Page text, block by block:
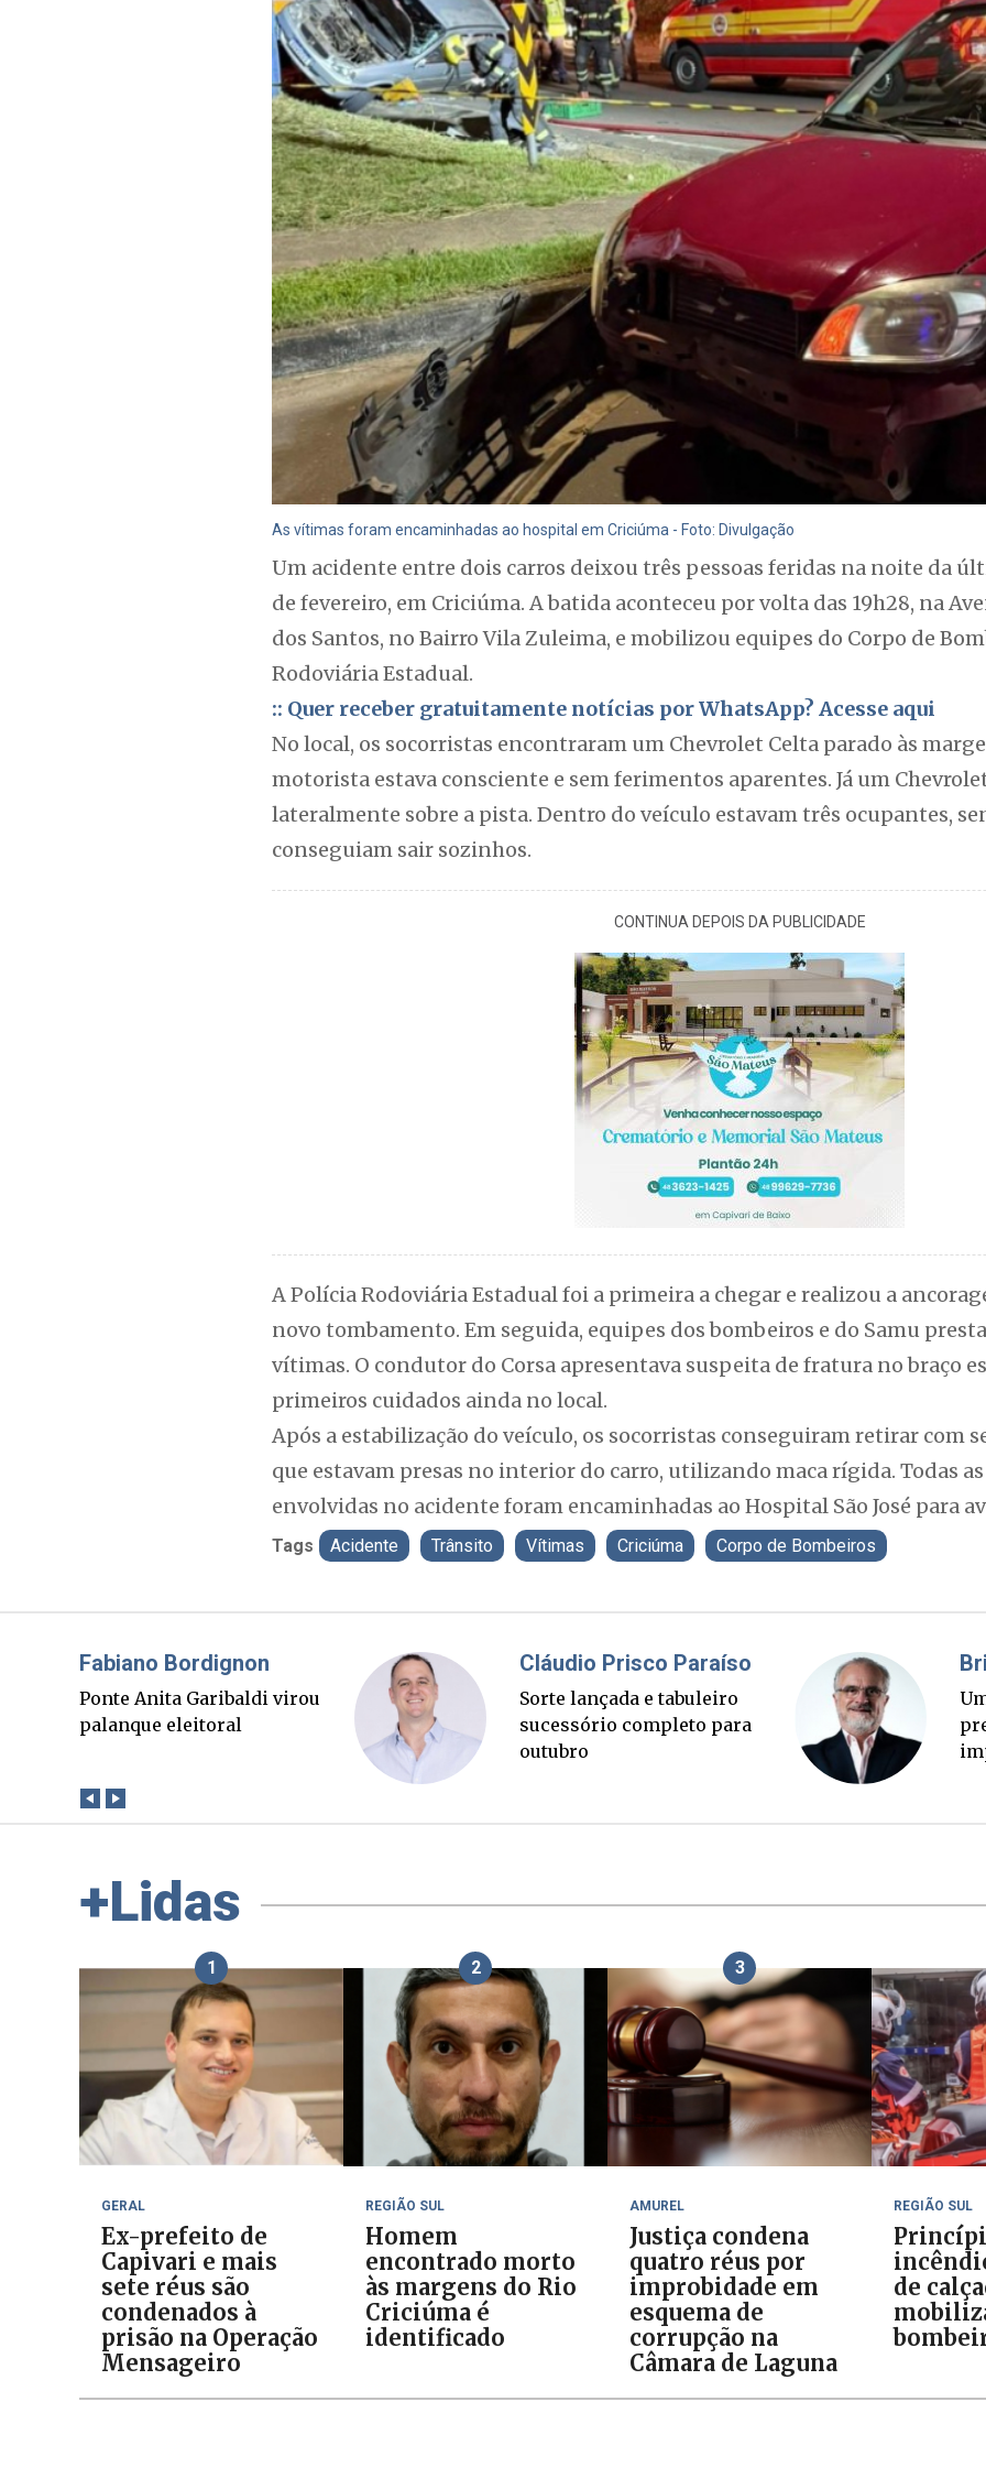
As vítimas foram encaminhadas ao hospital em Criciúma - Foto: Divulgação
Um acidente entre dois carros deixou três pessoas feridas na noite da
de fevereiro, em Criciúma. A batida aconteceu por volta das 19h28, na
dos Santos, no Bairro Vila Zuleima, e mobilizou equipes do Corpo de
Rodoviária Estadual.
:: Quer receber gratuitamente notícias por WhatsApp? Acesse aqui
No local, os socorristas encontraram um Chevrolet Celta parado às
motorista estava consciente e sem ferimentos aparentes. Já um
lateralmente sobre a pista. Dentro do veículo estavam três ocupantes,
conseguiam sair sozinhos.
CONTINUA DEPOIS DA PUBLICIDADE
A Polícia Rodoviária Estadual foi a primeira a chegar e realizou a
novo tombamento. Em seguida, equipes dos bombeiros e do Samu
vítimas. O condutor do Corsa apresentava suspeita de fratura no braço
primeiros cuidados ainda no local.
Após a estabilização do veículo, os socorristas conseguiram retirar com
que estavam presas no interior do carro, utilizando maca rígida. Todas
envolvidas no acidente foram encaminhadas ao Hospital São José para
Tags Acidente Trânsito Vítimas Criciúma Corpo de Bombeiros
Misael Elias
O Boato corre mais rápido
que a verdade. Mas quem
Fabiano Bordignon
Ponte Anita Garibaldi virou
palanque eleitoral
+Lidas
1
GERAL
Ex-prefeito de
Capivari e mais
sete réus são
condenados à
prisão na Operação
Mensageiro
2
REGIÃO SUL
Homem
encontrado morto
às margens do Rio
Criciúma é
identificado
3
AMUREL
Justiça condena
quatro réus por
improbidade em
esquema de
corrupção na
Câmara de Laguna
REGIÃO SUL
de